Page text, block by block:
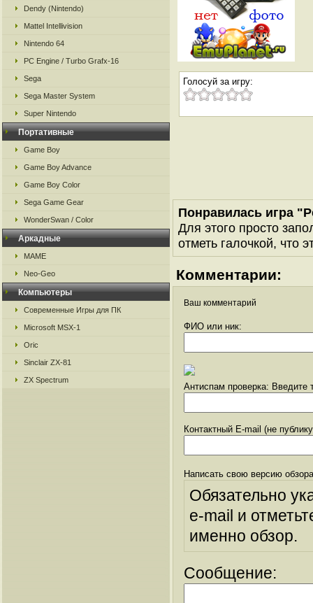
Dendy (Nintendo)
Mattel Intellivision
Nintendo 64
PC Engine / Turbo Grafx-16
Sega
Sega Master System
Super Nintendo
Портативные
Game Boy
Game Boy Advance
Game Boy Color
Sega Game Gear
WonderSwan / Color
Аркадные
MAME
Neo-Geo
Компьютеры
Современные Игры для ПК
Microsoft MSX-1
Oric
Sinclair ZX-81
ZX Spectrum
Голосуй за игру:
Понравилась игра
Для этого просто
отметь галочкой, что
Комментарии:
Ваш комментарий
ФИО или ник:
Антиспам проверка: Введите
Контактный E-mail (не
Написать свою версию
Обязательно
e-mail и
именно обзор.
Сообщение: